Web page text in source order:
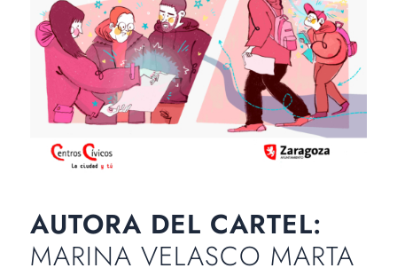
AUTORA DEL CARTEL:
MARINA VELASCO MARTA